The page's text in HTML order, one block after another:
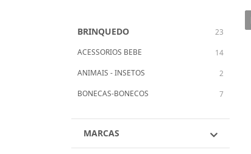
BRINQUEDO
23
ACESSORIOS BEBE
14
ANIMAIS - INSETOS
2
BONECAS-BONECOS
7
MARCAS